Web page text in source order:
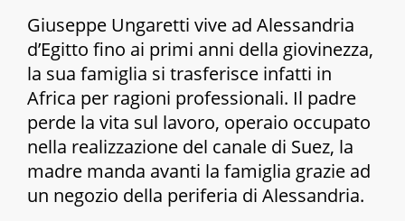
Giuseppe Ungaretti vive ad Alessandria
d’Egitto fino ai primi anni della giovinezza,
la sua famiglia si trasferisce infatti in
Africa per ragioni professionali. Il padre
perde la vita sul lavoro, operaio occupato
nella realizzazione del canale di Suez, la
madre manda avanti la famiglia grazie ad
un negozio della periferia di Alessandria.